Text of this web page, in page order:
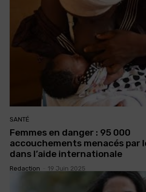
SANTÉ
Femmes en danger : 95 000
accouchements menacés par
dans l’aide internationale
Redaction 19 Juin 2025